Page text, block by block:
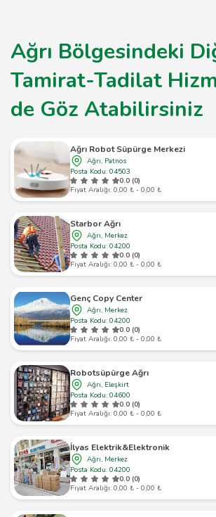
Ağrı Bölgesindeki
Tamirat-Tadilat
de Göz Atabilirsiniz
Ağrı Robot Süpürge Merkezi
Ağrı, Patnos
Posta Kodu: 04503
0.0 (0)
Fiyat Aralığı: 0,00 ₺ - 0,00 ₺
Starbor Ağrı
Ağrı, Merkez
Posta Kodu: 04200
0.0 (0)
Fiyat Aralığı: 0,00 ₺ - 0,00 ₺
Genç Copy Center
Ağrı, Merkez
Posta Kodu: 04200
0.0 (0)
Fiyat Aralığı: 0,00 ₺ - 0,00 ₺
Robotsüpürge Ağrı
Ağrı, Eleşkirt
Posta Kodu: 04600
0.0 (0)
Fiyat Aralığı: 0,00 ₺ - 0,00 ₺
İlyas Elektrik&Elektronik
Ağrı, Merkez
Posta Kodu: 04200
0.0 (0)
Fiyat Aralığı: 0,00 ₺ - 0,00 ₺